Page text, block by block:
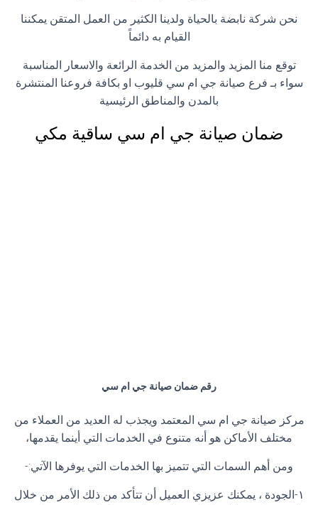
نحن شركة نابضة بالحياة ولدينا الكثير من العمل المتقن يمكننا
القيام به دائماً
توقع منا المزيد والمزيد من الخدمة الرائعة والاسعار المناسبة
سواء بـ فرع صيانة جي ام سي قليوب او بكافة فروعنا المنتشرة
بالمدن والمناطق الرئيسية
ضمان صيانة جي ام سي ساقية مكي
رقم ضمان صيانة جي ام سي
مركز صيانة جي ام سي المعتمد ويجذب له العديد من العملاء من
مختلف الأماكن هو أنه متنوع في الخدمات التي أينما يقدمها،
ومن أهم السمات التي تتميز بها الخدمات التي يوفرها الآتي:-
١-الجودة ، يمكنك عزيزي العميل أن تتأكد من ذلك الأمر من خلال